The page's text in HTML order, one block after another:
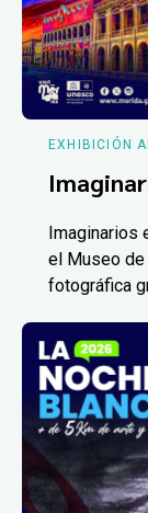
EXHIBICIÓN
Imaginarios
el Museo de
fotográfica